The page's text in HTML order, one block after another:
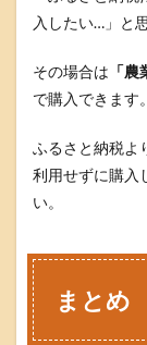
入したい…」と
その場合は 「
で購入できます。
ふるさと納税よ
利用せずに購入
い。
まとめ